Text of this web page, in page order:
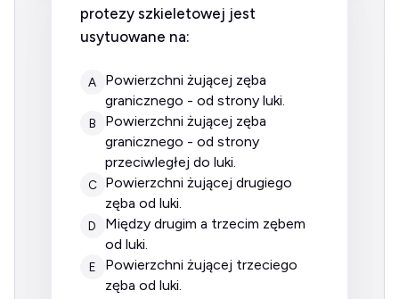
protezy szkieletowej jest
usytuowane na:
A
powierzchni żującej zęba
granicznego - od strony luki.
B
powierzchni żującej zęba
granicznego - od strony
przeciwległej do luki.
C
powierzchni żującej drugiego
zęba od luki.
D
między drugim a trzecim zębem
od luki.
E
powierzchni żującej trzeciego
zęba od luki.